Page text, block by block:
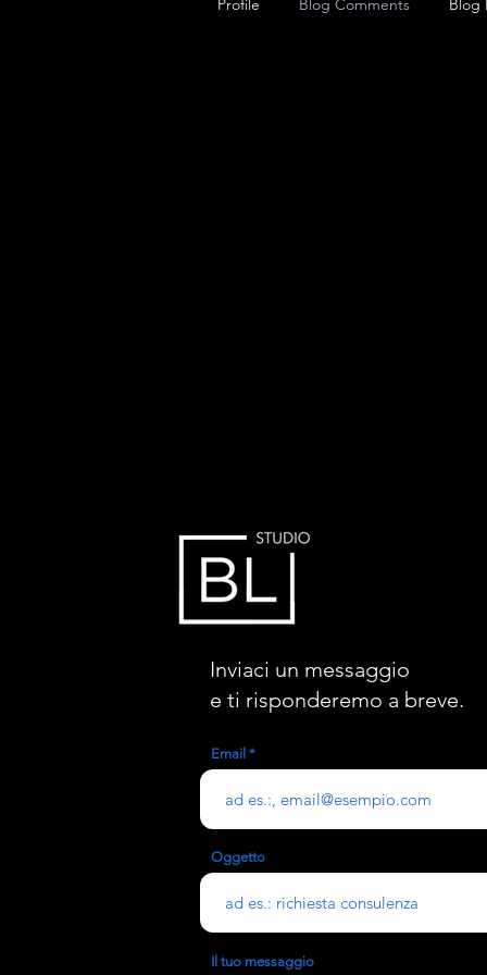
Profile Blog Comments Blog
Inviaci un messaggio
e ti risponderemo a breve.
Email
Oggetto
Il tuo messaggio